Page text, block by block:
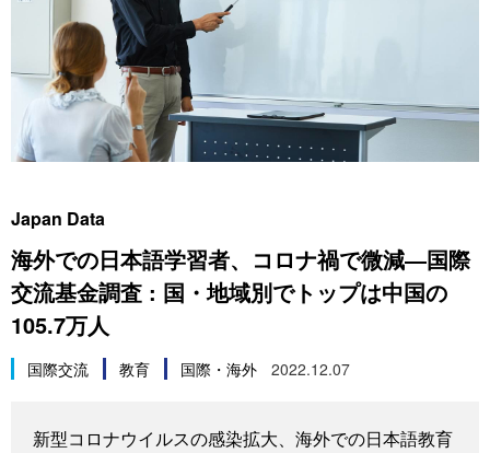
العربية
政治・外交
経済・ビジネス
社会
文化
科学・技術
ニュース
トップ
In-depth
旅と暮らし
動画/Live
Books
国際・海外
社会
文化
スポーツ・東京2020
お知らせ
Japan Data
海外での日本語学習者、コロナ禍で微減―国際
交流基金調査 : 国・地域別でトップは中国の
105.7万人
国際交流 教育 国際・海外 2022.12.07
新型コロナウイルスの感染拡大、海外での日本語教育